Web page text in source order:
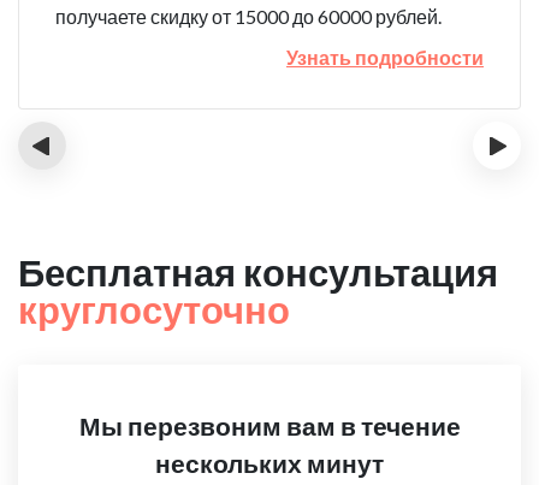
получаете скидку от 15000 до 60000 рублей.
Узнать подробности
‹ ›
Бесплатная консультация
круглосуточно
Мы перезвоним вам в течение
нескольких минут